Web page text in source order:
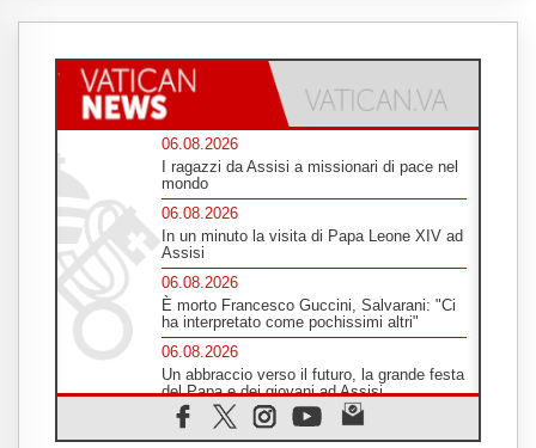
06.08.2026
I ragazzi da Assisi a missionari di pace nel
mondo
06.08.2026
In un minuto la visita di Papa Leone XIV ad
Assisi
06.08.2026
È morto Francesco Guccini, Salvarani: "Ci
ha interpretato come pochissimi altri"
06.08.2026
Un abbraccio verso il futuro, la grande festa
del Papa e dei giovani ad Assisi
06.08.2026
Il grazie dei giovani al Papa: "Oggi ci